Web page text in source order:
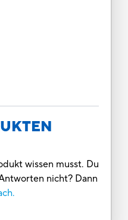
wissen musst. Du
nicht? Dann